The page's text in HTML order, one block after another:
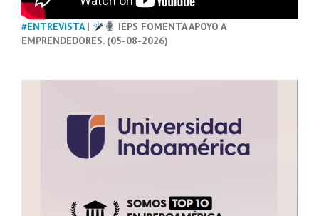
#ENTREVISTA|
IEPS FOMENTA APOYO A
EMPRENDEDORES. (05-08-2026)